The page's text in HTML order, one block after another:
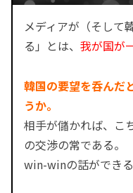
メディアが（そして
る」とは、 我が国が
韓国の要望を呑んだ
うか。
相手が儲かれば、こ
の交渉の常である。
win-winの話ができる